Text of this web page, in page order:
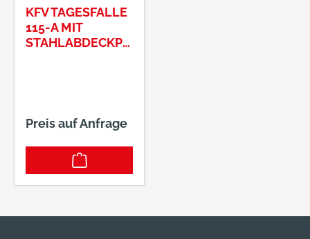
KFV TAGESFALLE
115-A MIT
STAHLABDECKPL.
Preis auf Anfrage